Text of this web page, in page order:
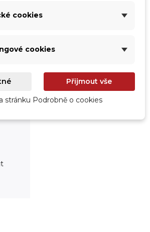
cookies
cookies
Přijmout vše
stránku Podrobně o cookies